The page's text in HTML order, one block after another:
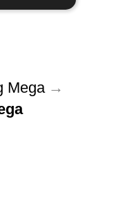
Mega →